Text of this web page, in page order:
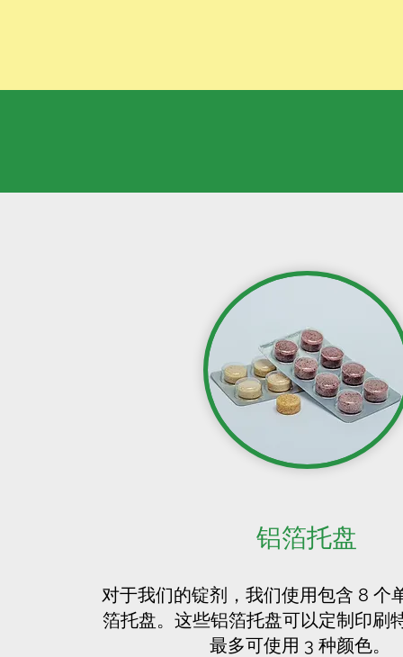
铝箔托盘
对于我们的锭剂，我们使用包含 8 个
箔托盘。这些铝箔托盘可以定制印刷
最多可使用 3 种颜色。